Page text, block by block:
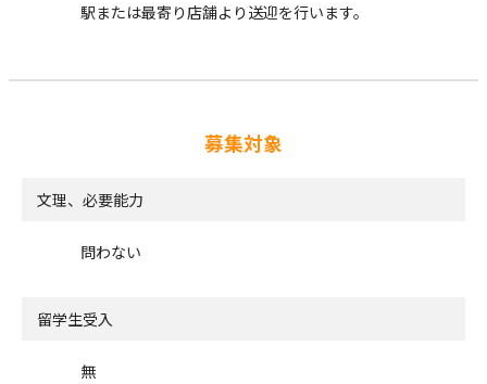
駅または最寄り店舗より送迎を行います。
募集対象
文理、必要能力
問わない
留学生受入
無